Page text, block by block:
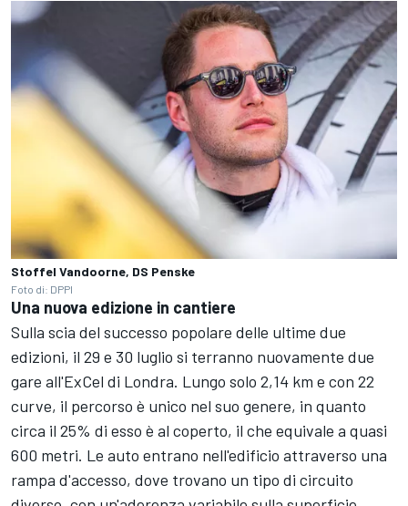
Stoffel Vandoorne, DS Penske
Foto di: DPPI
Una nuova edizione in cantiere
Sulla scia del successo popolare delle ultime due
edizioni, il 29 e 30 luglio si terranno nuovamente due
gare all'ExCel di Londra. Lungo solo 2,14 km e con 22
curve, il percorso è unico nel suo genere, in quanto
circa il 25% di esso è al coperto, il che equivale a quasi
600 metri. Le auto entrano nell'edificio attraverso una
rampa d'accesso, dove trovano un tipo di circuito